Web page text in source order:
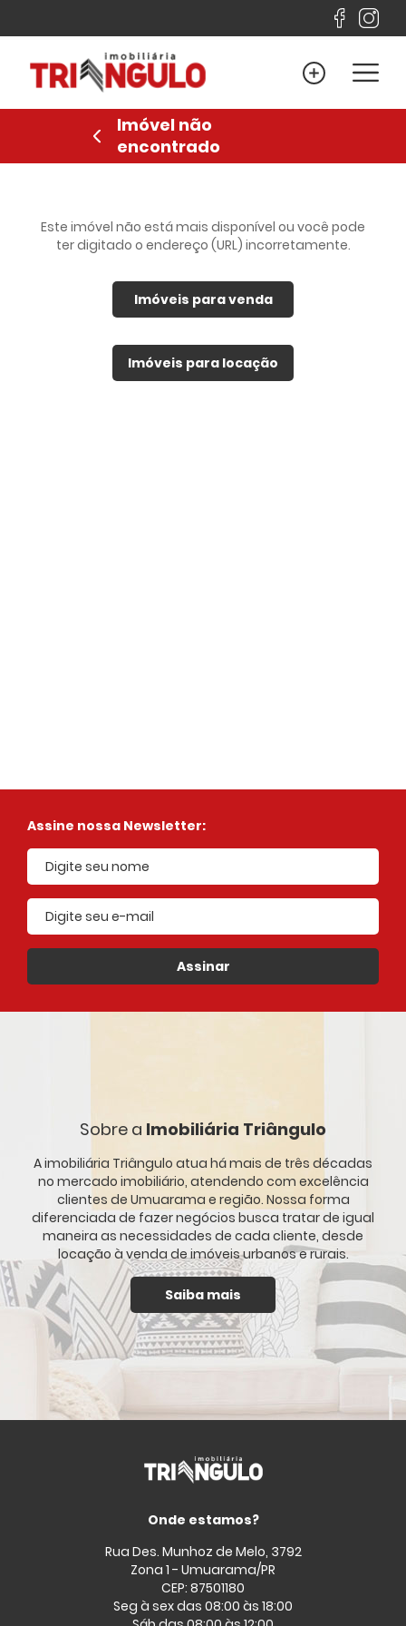
Home
Venda
Locação
Lançamentos
Financiamento
Contato
Favoritos
Anuncie
Imóvel não
encontrado
Este imóvel não está mais disponível ou você pode
ter digitado o endereço (URL) incorretamente.
Imóveis para venda
Imóveis para locação
Assine nossa Newsletter:
Assinar
E-mail cadastrado
Sobre a Imobiliária Triângulo
A imobiliária Triângulo atua há mais de três décadas
no mercado imobiliário, atendendo com excelência
clientes de Umuarama e região. Nossa forma
diferenciada de fazer negócios busca tratar de igual
maneira as necessidades de cada cliente, desde
locação à venda de imóveis urbanos e rurais.
Saiba mais
Onde estamos?
Rua Des. Munhoz de Melo, 3792
Zona 1 - Umuarama/PR
CEP: 87501180
Seg à sex das 08:00 às 18:00